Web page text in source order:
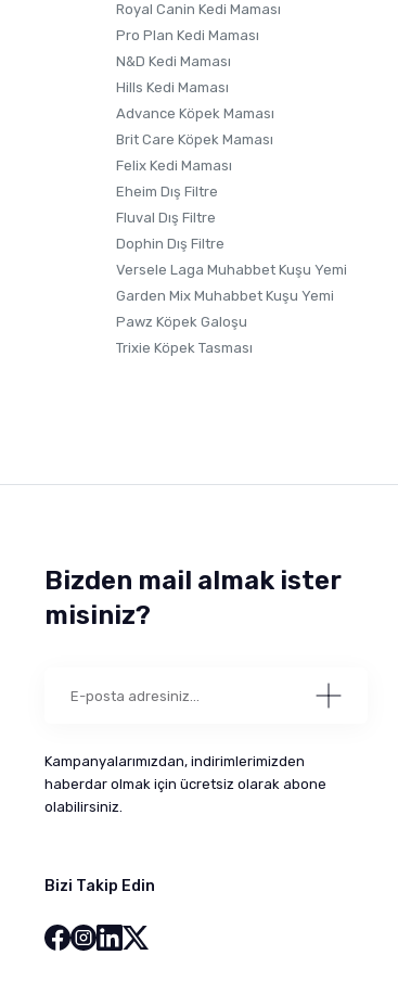
Royal Canin Kedi Maması
Pro Plan Kedi Maması
N&D Kedi Maması
Hills Kedi Maması
Advance Köpek Maması
Brit Care Köpek Maması
Felix Kedi Maması
Eheim Dış Filtre
Fluval Dış Filtre
Dophin Dış Filtre
Versele Laga Muhabbet Kuşu Yemi
Garden Mix Muhabbet Kuşu Yemi
Pawz Köpek Galoşu
Trixie Köpek Tasması
Bizden mail almak ister
misiniz?
Kampanyalarımızdan, indirimlerimizden
haberdar olmak için ücretsiz olarak abone
olabilirsiniz.
Bizi Takip Edin